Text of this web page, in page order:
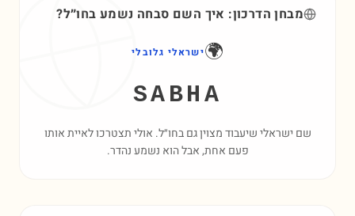
מבחן הדרכון: איך השם סבחה נשמע בחו״ל?
🌍ישראלי גלובלי
SABHA
שם ישראלי שיעבוד מצוין גם בחו״ל. אולי תצטרכו לאיית אותו
פעם אחת, אבל הוא נשמע נהדר.